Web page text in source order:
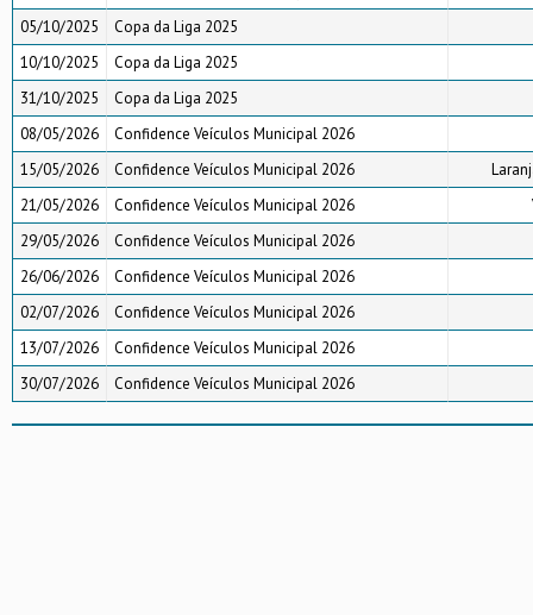
05/10/2025
Copa da Liga 2025
10/10/2025
Copa da Liga 2025
31/10/2025
Copa da Liga 2025
08/05/2026
Confidence Veículos Municipal 2026
15/05/2026
Confidence Veículos Municipal 2026
21/05/2026
Confidence Veículos Municipal 2026
29/05/2026
Confidence Veículos Municipal 2026
26/06/2026
Confidence Veículos Municipal 2026
02/07/2026
Confidence Veículos Municipal 2026
13/07/2026
Confidence Veículos Municipal 2026
30/07/2026
Confidence Veículos Municipal 2026